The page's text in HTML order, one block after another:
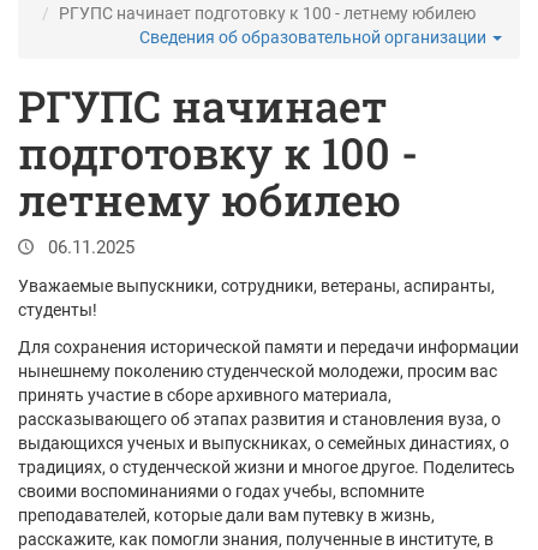
РГУПС начинает подготовку к 100 - летнему юбилею
Сведения об образовательной организации
РГУПС начинает
подготовку к 100 -
летнему юбилею
06.11.2025
Уважаемые выпускники, сотрудники, ветераны, аспиранты,
студенты!
Для сохранения исторической памяти и передачи информации
нынешнему поколению студенческой молодежи, просим вас
принять участие в сборе архивного материала,
рассказывающего об этапах развития и становления вуза, о
выдающихся ученых и выпускниках, о семейных династиях, о
традициях, о студенческой жизни и многое другое. Поделитесь
своими воспоминаниями о годах учебы, вспомните
преподавателей, которые дали вам путевку в жизнь,
расскажите, как помогли знания, полученные в институте, в